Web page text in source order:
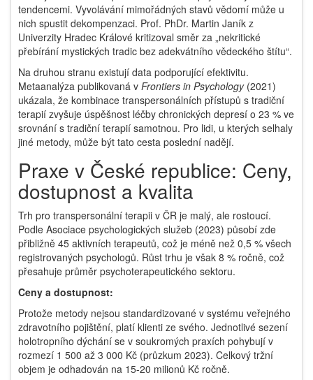
tendencemi. Vyvolávání mimořádných stavů vědomí může u
nich spustit dekompenzaci. Prof. PhDr. Martin Janík z
Univerzity Hradec Králové kritizoval směr za „nekritické
přebírání mystických tradic bez adekvátního vědeckého štítu“.
Na druhou stranu existují data podporující efektivitu.
Metaanalýza publikovaná v Frontiers in Psychology(2021)
ukázala, že kombinace transpersonálních přístupů s tradiční
terapií zvyšuje úspěšnost léčby chronických depresí o 23 % ve
srovnání s tradiční terapií samotnou. Pro lidi, u kterých selhaly
jiné metody, může být tato cesta poslední nadějí.
Praxe v České republice: Ceny,
dostupnost a kvalita
Trh pro transpersonální terapii v ČR je malý, ale rostoucí.
Podle Asociace psychologických služeb (2023) působí zde
přibližně 45 aktivních terapeutů, což je méně než 0,5 % všech
registrovaných psychologů. Růst trhu je však 8 % ročně, což
přesahuje průměr psychoterapeutického sektoru.
Ceny a dostupnost:
Protože metody nejsou standardizované v systému veřejného
zdravotního pojištění, platí klienti ze svého. Jednotlivé sezení
holotropního dýchání se v soukromých praxích pohybují v
rozmezí 1 500 až 3 000 Kč (průzkum 2023). Celkový tržní
objem je odhadován na 15-20 milionů Kč ročně.